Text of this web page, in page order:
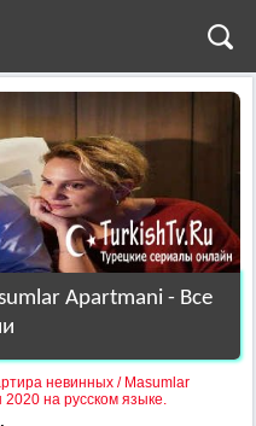
Apartmani - Все
невинных / Masumlar
на русском языке.